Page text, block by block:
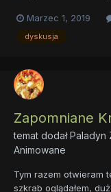
jest Pani Kapitan
mi po głowie
planszowyc...
Marzec 1, 2019
dyskusja
Zapomniane
temat dodałPaladyn
Animowane
Tym razem otwieram
szkrab oglądałem,